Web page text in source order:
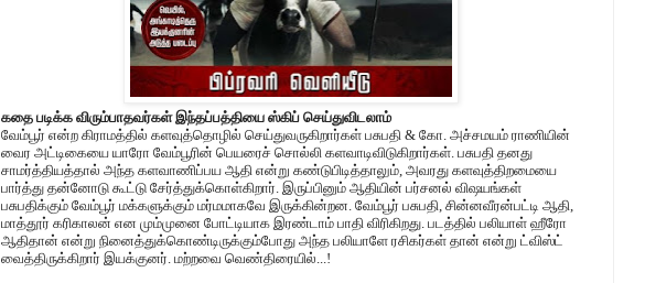
கதை படிக்க விரும்பாதவர்கள் இந்தப்பத்தியை ஸ்கிப் செய்துவிடலாம்
வேம்பூர் என்ற கிராமத்தில் களவுத்தொழில் செய்துவருகிறார்கள் பசுபதி & கோ. அச்சமயம் ராணியின்
வைர அட்டிகையை யாரோ வேம்பூரின் பெயரைச் சொல்லி களவாடிவிடுகிறார்கள். பசுபதி தனது
சாமர்த்தியத்தால் அந்த களவாணிப்பய ஆதி என்று கண்டுபிடித்தாலும், அவரது களவுத்திறமையை
பார்த்து தன்னோடு கூட்டு சேர்த்துக்கொள்கிறார். இருப்பினும் ஆதியின் பர்சனல் விஷயங்கள்
பசுபதிக்கும் வேம்பூர் மக்களுக்கும் மர்மமாகவே இருக்கின்றன. வேம்பூர் பசுபதி, சின்னவீரன்பட்டி ஆதி,
மாத்தூர் கரிகாலன் என மும்முனை போட்டியாக இரண்டாம் பாதி விரிகிறது. படத்தில் பலியாள் ஹீரோ
ஆதிதான் என்று நினைத்துக்கொண்டிருக்கும்போது அந்த பலியாளே ரசிகர்கள் தான் என்று ட்விஸ்ட்
வைத்திருக்கிறார் இயக்குனர். மற்றவை வெண்திரையில்...!